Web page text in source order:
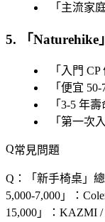
「 主流家
5. 「Naturehike
「 入門 CP
「 便宜 50-
「 3-5 年壽
「 第一次
常見問題
Q：「 新手椅桌 」
5,000-7,000 」：
15,000 」：KAZMI /